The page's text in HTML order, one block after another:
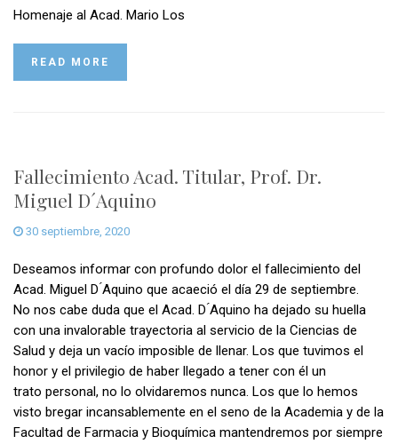
Homenaje al Acad. Mario Los
READ MORE
Fallecimiento Acad. Titular, Prof. Dr.
Miguel D´Aquino
30 septiembre, 2020
Deseamos informar con profundo dolor el fallecimiento del
Acad. Miguel D ́Aquino que acaeció el día 29 de septiembre.
No nos cabe duda que el Acad. D ́Aquino ha dejado su huella
con una invalorable trayectoria al servicio de la Ciencias de
Salud y deja un vacío imposible de llenar. Los que tuvimos el
honor y el privilegio de haber llegado a tener con él un
trato personal, no lo olvidaremos nunca. Los que lo hemos
visto bregar incansablemente en el seno de la Academia y de la
Facultad de Farmacia y Bioquímica mantendremos por siempre